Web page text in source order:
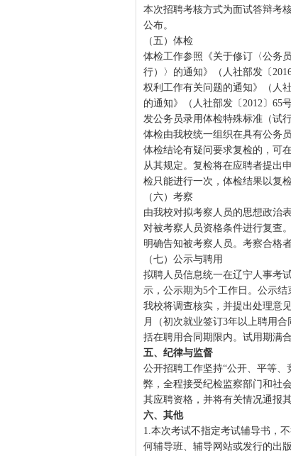
本次招聘考核方式为面试答辩考
公布。
（五）体检
体检工作参照《关于修订〈公务
行）〉的通知》（人社部发〔
权利工作有关问题的通知》（人
的通知》（人社部发〔2012〕65
发公务员录用体检特殊标准（试
体检由我校统一组织在具有公务
体检结论有疑问要求复检的，可
从其规定。复检将在应聘者提出
检只能进行一次，体检结果以复
（六）考察
由我校对拟考察人员的思想政治
对被考察人员资格条件进行复查
明确告知被考察人员。考察合格
（七）公示与聘用
拟聘人员信息统一在辽宁人事考
示，公示期为5个工作日。公示
我校将调查核实，并提出处理意
月（初次就业签订3年以上聘用
括在聘用合同期限内。试用期满
五、纪律与监督
公开招聘工作坚持“公开、平等
弊，全程接受纪检监察部门和社
其应聘资格，并将有关情况通报
六、其他
1.本次考试不指定考试辅导书，
何辅导班、辅导网站或发行的出